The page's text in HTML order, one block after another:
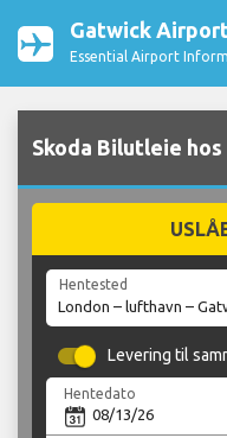
Gatwick
Essential Airport
Skoda Bilutleie
Hentested
Levering til
Hentedato